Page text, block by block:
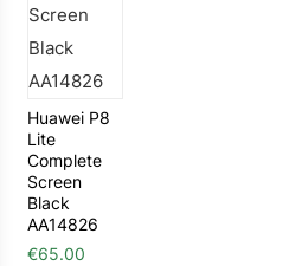
Huawei P8
Lite
Complete
Screen
Black
AA14826
€65.00